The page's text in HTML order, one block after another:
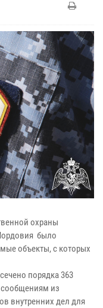
охраны
было
объекты, с которых
порядка 363
из
внутренних дел для